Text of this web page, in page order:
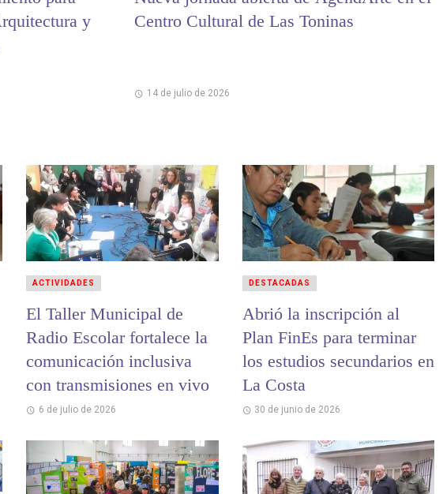
y
Centro Cultural de Las Toninas
14 de julio de 2026
El Taller Municipal de
Radio Escolar fortalece la
comunicación inclusiva
con transmisiones en vivo
6 de julio de 2026
ACTIVIDADES
Abrió la inscripción al
Plan FinEs para terminar
los estudios secundarios en
La Costa
30 de junio de 2026
DESTACADAS